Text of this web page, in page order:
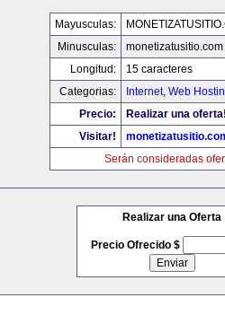
Mayusculas:
Minusculas:
monetizatusitio.com
Longitud:
15 caracteres
Categorias:
Internet, Web
Precio:
Realizar una
Visitar!
Serán consideradas
Realizar una Oferta
Precio Ofrecido $